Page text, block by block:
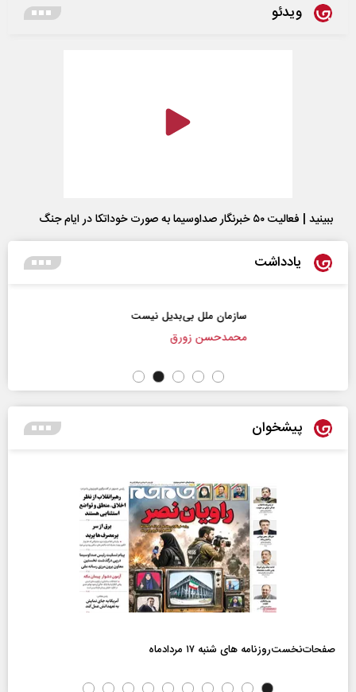
ویدئو
ببینید | فعالیت ۵۰ خبرنگار صداوسیما به صورت خوداتکا در ایام جنگ
یادداشت
سازمان ملل بی‌بدیل نیست
محمدحسن زورق
پیشخوان
صفحات‌نخست‌روزنامه ها‌ی شنبه ۱۷ مردادماه